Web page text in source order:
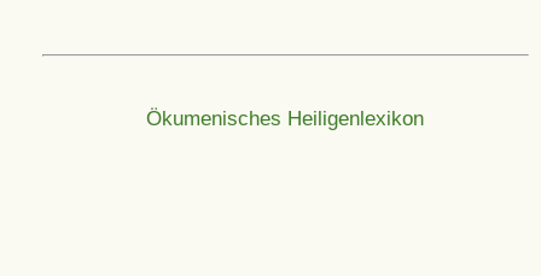
Ökumenisches Heiligenlexikon